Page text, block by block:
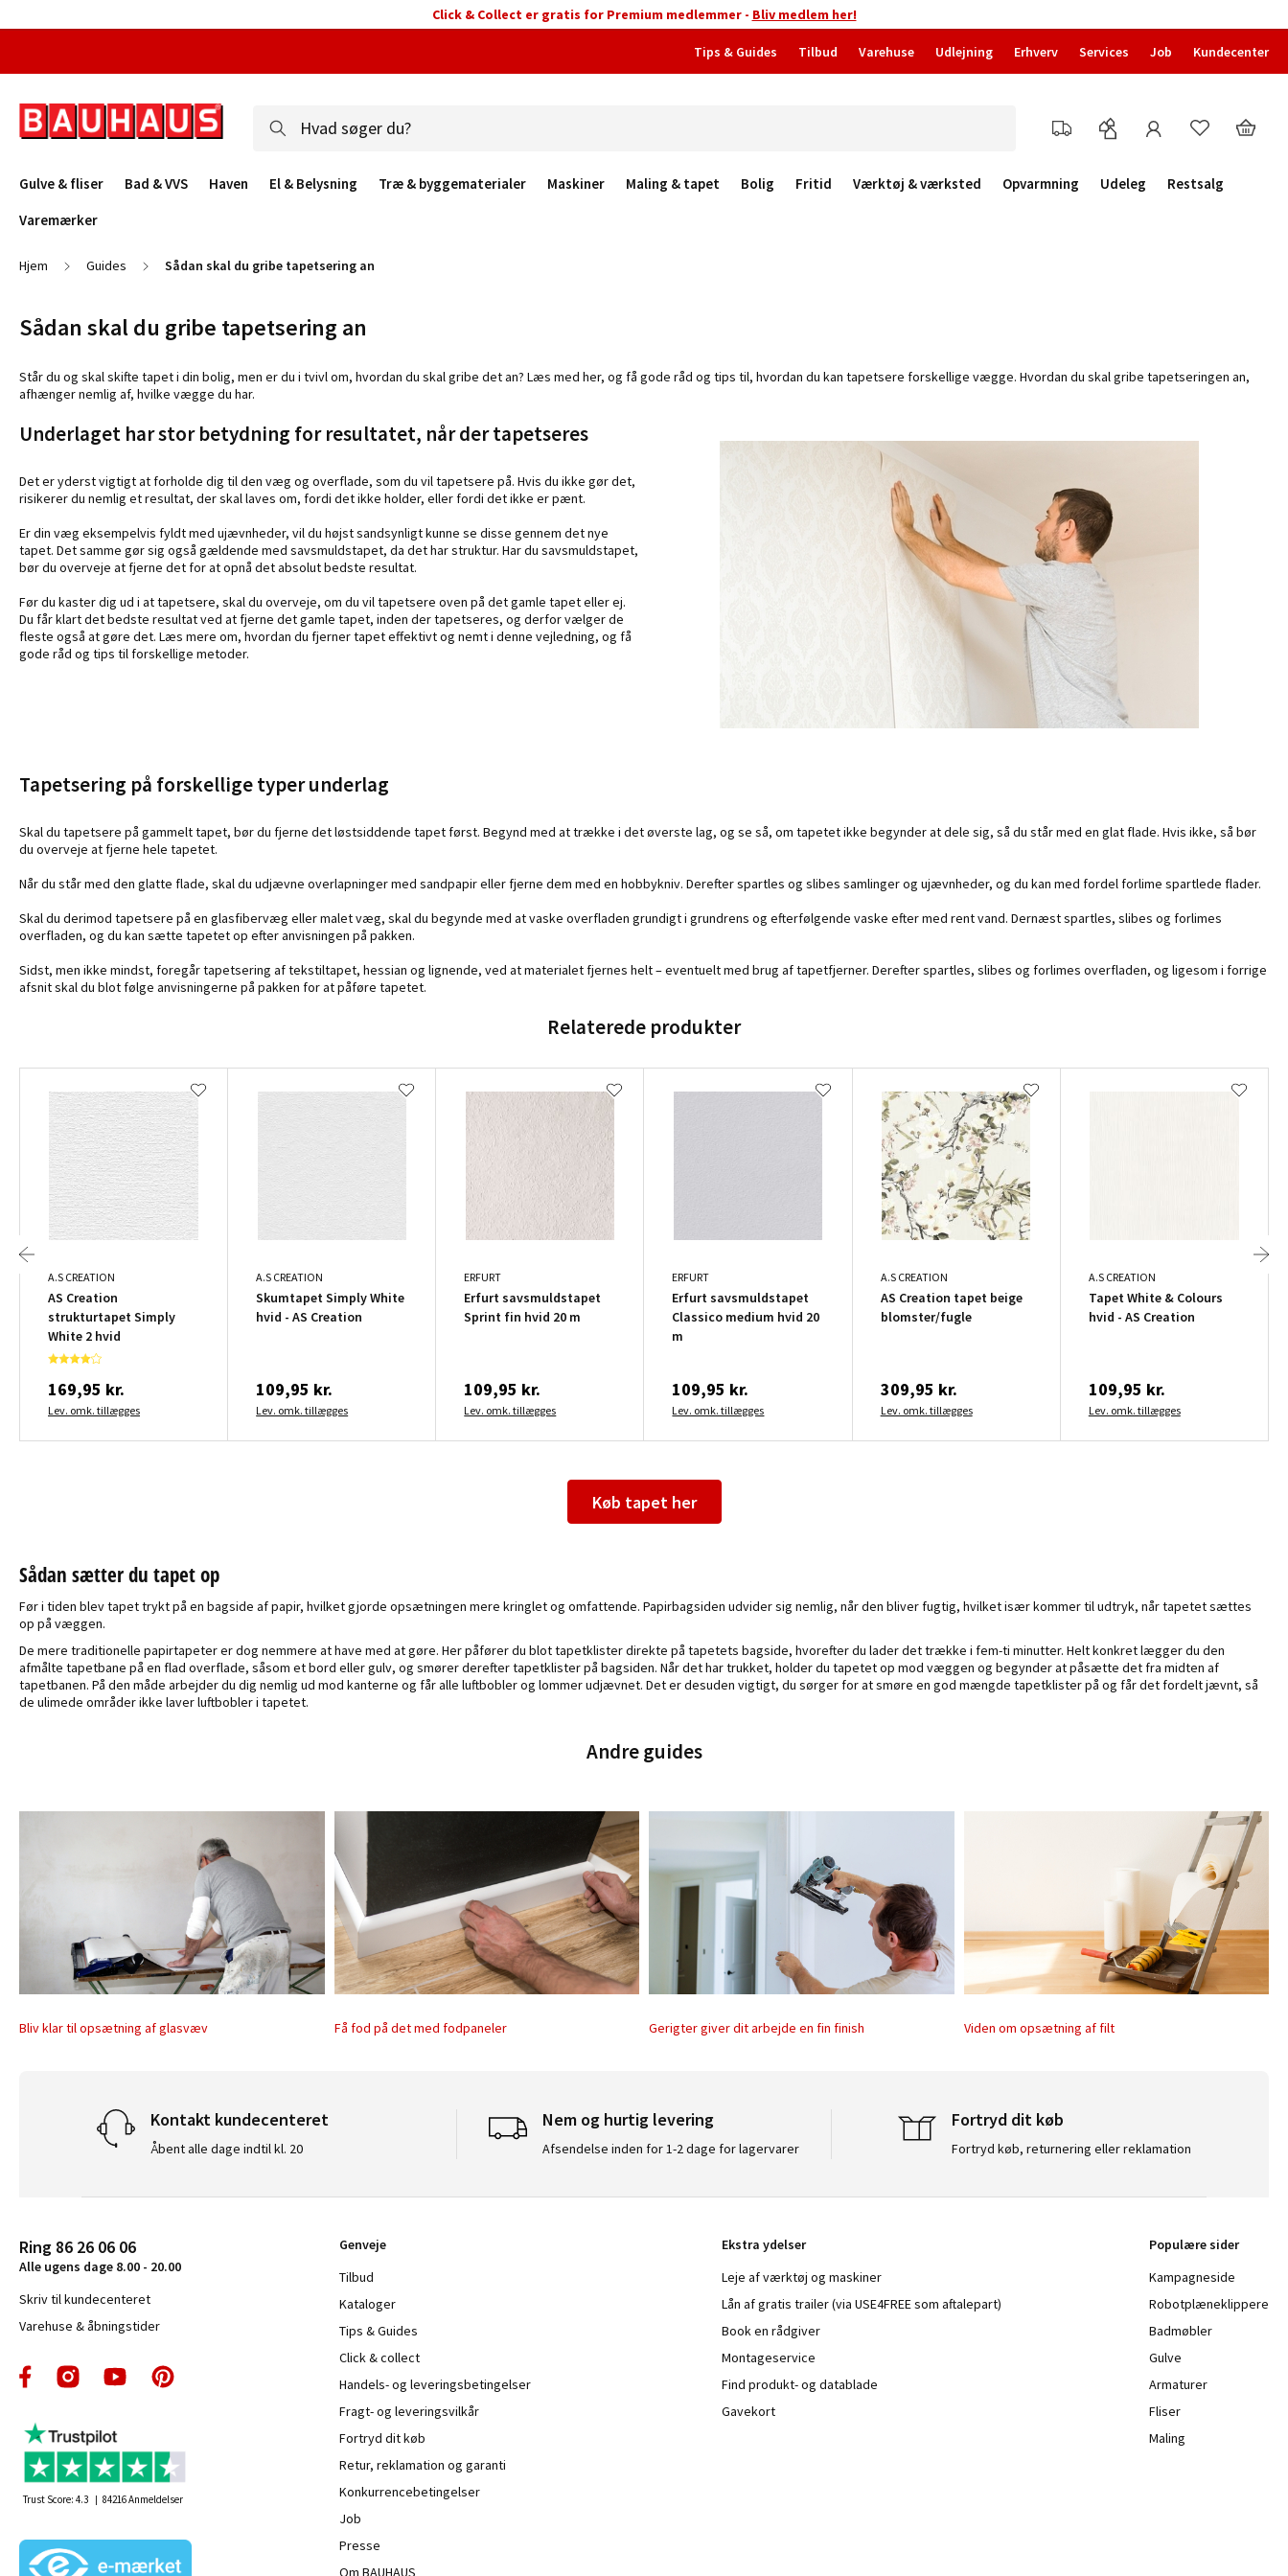
Click & Collect er gratis for Premium medlemmer - Bliv medlem her!
Tips & Guides Tilbud Varehuse Udlejning Erhverv Services Job Kundecenter
Gulve & fliser Bad & VVS Haven El & Belysning Træ & byggematerialer Maskiner Maling & tapet Bolig Fritid Værktøj & værksted Opvarmning Udeleg
Restsalg
Varemærker
Hjem Guides Sådan skal du gribe tapetsering an
Sådan skal du gribe tapetsering an
Står du og skal skifte tapet i din bolig, men er du i tvivl om, hvordan du skal gribe det an? Læs med her, og få gode råd og tips til, hvordan du kan tapetsere forskellige vægge. Hvordan du skal gribe tapetseringen an,
afhænger nemlig af, hvilke vægge du har.
Underlaget har stor betydning for resultatet, når der tapetseres
Det er yderst vigtigt at forholde dig til den væg og overflade, som du vil tapetsere på. Hvis du ikke gør det,
risikerer du nemlig et resultat, der skal laves om, fordi det ikke holder, eller fordi det ikke er pænt.
Er din væg eksempelvis fyldt med ujævnheder, vil du højst sandsynligt kunne se disse gennem det nye
tapet. Det samme gør sig også gældende med savsmuldstapet, da det har struktur. Har du savsmuldstapet,
bør du overveje at fjerne det for at opnå det absolut bedste resultat.
Før du kaster dig ud i at tapetsere, skal du overveje, om du vil tapetsere oven på det gamle tapet eller ej.
Du får klart det bedste resultat ved at fjerne det gamle tapet, inden der tapetseres, og derfor vælger de
fleste også at gøre det. Læs mere om, hvordan du fjerner tapet effektivt og nemt i denne vejledning, og få
gode råd og tips til forskellige metoder.
Tapetsering på forskellige typer underlag
Skal du tapetsere på gammelt tapet, bør du fjerne det løstsiddende tapet først. Begynd med at trække i det øverste lag, og se så, om tapetet ikke begynder at dele sig, så du står med en glat flade. Hvis ikke, så bør
du overveje at fjerne hele tapetet.
Når du står med den glatte flade, skal du udjævne overlapninger med sandpapir eller fjerne dem med en hobbykniv. Derefter spartles og slibes samlinger og ujævnheder, og du kan med fordel forlime spartlede flader.
Skal du derimod tapetsere på en glasfibervæg eller malet væg, skal du begynde med at vaske overfladen grundigt i grundrens og efterfølgende vaske efter med rent vand. Dernæst spartles, slibes og forlimes
overfladen, og du kan sætte tapetet op efter anvisningen på pakken.
Sidst, men ikke mindst, foregår tapetsering af tekstiltapet, hessian og lignende, ved at materialet fjernes helt – eventuelt med brug af tapetfjerner. Derefter spartles, slibes og forlimes overfladen, og ligesom i forrige
afsnit skal du blot følge anvisningerne på pakken for at påføre tapetet.
Relaterede produkter
A.S CREATION
AS Creation
strukturtapet Simply
White 2 hvid
169,95 kr.
Lev. omk. tillægges
A.S CREATION
Skumtapet Simply White
hvid - AS Creation
109,95 kr.
Lev. omk. tillægges
ERFURT
Erfurt savsmuldstapet
Sprint fin hvid 20 m
109,95 kr.
Lev. omk. tillægges
ERFURT
Erfurt savsmuldstapet
Classico medium hvid 20
m
109,95 kr.
Lev. omk. tillægges
A.S CREATION
AS Creation tapet beige
blomster/fugle
309,95 kr.
Lev. omk. tillægges
A.S CREATION
Tapet White & Colours
hvid - AS Creation
109,95 kr.
Lev. omk. tillægges
Køb tapet her
Sådan sætter du tapet op
Før i tiden blev tapet trykt på en bagside af papir, hvilket gjorde opsætningen mere kringlet og omfattende. Papirbagsiden udvider sig nemlig, når den bliver fugtig, hvilket især kommer til udtryk, når tapetet sættes
op på væggen.
De mere traditionelle papirtapeter er dog nemmere at have med at gøre. Her påfører du blot tapetklister direkte på tapetets bagside, hvorefter du lader det trække i fem-ti minutter. Helt konkret lægger du den
afmålte tapetbane på en flad overflade, såsom et bord eller gulv, og smører derefter tapetklister på bagsiden. Når det har trukket, holder du tapetet op mod væggen og begynder at påsætte det fra midten af
tapetbanen. På den måde arbejder du dig nemlig ud mod kanterne og får alle luftbobler og lommer udjævnet. Det er desuden vigtigt, du sørger for at smøre en god mængde tapetklister på og får det fordelt jævnt, så
de ulimede områder ikke laver luftbobler i tapetet.
Andre guides
Bliv klar til opsætning af glasvæv Få fod på det med fodpaneler Gerigter giver dit arbejde en fin finish Viden om opsætning af filt
Kontakt kundecenteret
Åbent alle dage indtil kl. 20
Nem og hurtig levering
Afsendelse inden for 1-2 dage for lagervarer
Fortryd dit køb
Fortryd køb, returnering eller reklamation
Ring 86 26 06 06
Alle ugens dage 8.00 - 20.00
Skriv til kundecenteret
Varehuse & åbningstider
Trust Score: 4.3 84216Anmeldelser
Genveje
Tilbud
Kataloger
Tips & Guides
Click & collect
Handels- og leveringsbetingelser
Fragt- og leveringsvilkår
Fortryd dit køb
Retur, reklamation og garanti
Konkurrencebetingelser
Job
Presse
Ekstra ydelser
Leje af værktøj og maskiner
Lån af gratis trailer (via USE4FREE som aftalepart)
Book en rådgiver
Montageservice
Find produkt- og datablade
Gavekort
Populære sider
Kampagneside
Robotplæneklippere
Badmøbler
Gulve
Armaturer
Fliser
Maling